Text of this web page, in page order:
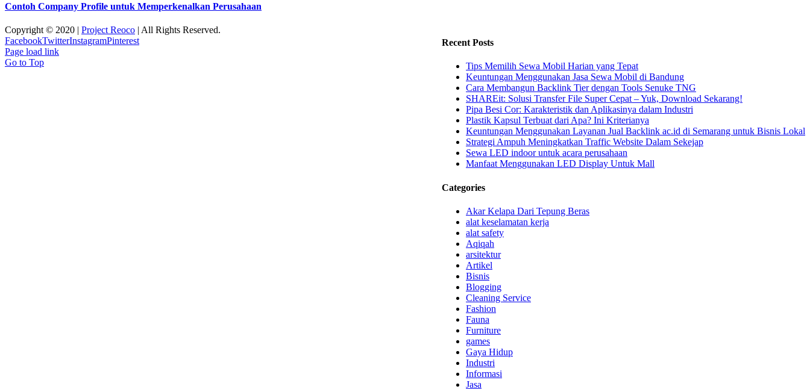
Contoh Company Profile untuk Memperkenalkan Perusahaan
Recent Posts
Tips Memilih Sewa Mobil Harian yang Tepat
Keuntungan Menggunakan Jasa Sewa Mobil di Bandung
Cara Membangun Backlink Tier dengan Tools Senuke TNG
SHAREit: Solusi Transfer File Super Cepat – Yuk, Download Sekarang!
Pipa Besi Cor: Karakteristik dan Aplikasinya dalam Industri
Plastik Kapsul Terbuat dari Apa? Ini Kriterianya
Keuntungan Menggunakan Layanan Jual Backlink ac.id di Semarang untuk Bisnis Lokal
Strategi Ampuh Meningkatkan Traffic Website Dalam Sekejap
Sewa LED indoor untuk acara perusahaan
Manfaat Menggunakan LED Display Untuk Mall
Categories
Akar Kelapa Dari Tepung Beras
alat keselamatan kerja
alat safety
Aqiqah
arsitektur
Artikel
Bisnis
Blogging
Cleaning Service
Fashion
Fauna
Furniture
games
Gaya Hidup
Industri
Informasi
Jasa
Copyright © 2020 | Project Reoco | All Rights Reserved.
FacebookTwitterInstagramPinterest
Page load link
Go to Top